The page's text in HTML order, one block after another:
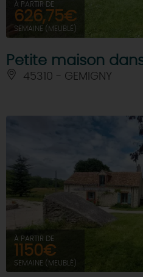
À PARTIR DE
626,75€
SEMAINE (MEUBLÉ)
Petite maison
45310 - GEMIGNY
À PARTIR DE
1150€
SEMAINE (MEUBLÉ)